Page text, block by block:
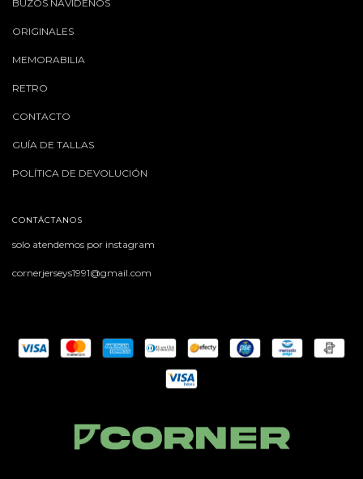
BUZOS NAVIDEÑOS
ORIGINALES
MEMORABILIA
RETRO
CONTACTO
GUÍA DE TALLAS
POLÍTICA DE DEVOLUCIÓN
CONTÁCTANOS
solo atendemos por instagram
cornerjerseys1991@gmail.com